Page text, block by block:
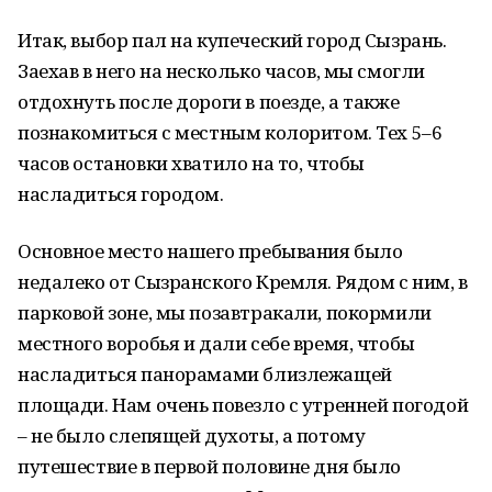
Итак, выбор пал на купеческий город Сызрань.
Заехав в него на несколько часов, мы смогли
отдохнуть после дороги в поезде, а также
познакомиться с местным колоритом. Тех 5–6
часов остановки хватило на то, чтобы
насладиться городом.
Основное место нашего пребывания было
недалеко от Сызранского Кремля. Рядом с ним, в
парковой зоне, мы позавтракали, покормили
местного воробья и дали себе время, чтобы
насладиться панорамами близлежащей
площади. Нам очень повезло с утренней погодой
– не было слепящей духоты, а потому
путешествие в первой половине дня было